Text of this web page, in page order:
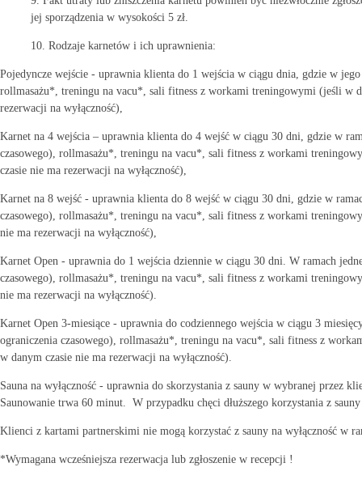
jej sporządzenia w wysokości 5 zł.
10. Rodzaje karnetów i ich uprawnienia:
Pojedyncze wejście - uprawnia klienta do 1 wejścia w ciągu dnia, gdzie w
rollmasażu*, treningu na vacu*, sali fitness z workami treningowymi (jeśli w
rezerwacji na wyłączność),
Karnet na 4 wejścia – uprawnia klienta do 4 wejść w ciągu 30 dni, gdzie w
czasowego), rollmasażu*, treningu na vacu*, sali fitness z workami
czasie nie ma rezerwacji na wyłączność),
Karnet na 8 wejść - uprawnia klienta do 8 wejść w ciągu 30 dni, gdzie w
czasowego), rollmasażu*, treningu na vacu*, sali fitness z workami
nie ma rezerwacji na wyłączność),
Karnet Open - uprawnia do 1 wejścia dziennie w ciągu 30 dni. W ramach
czasowego), rollmasażu*, treningu na vacu*, sali fitness z workami
nie ma rezerwacji na wyłączność).
Karnet Open 3-miesiące - uprawnia do codziennego wejścia w ciągu 3
ograniczenia czasowego), rollmasażu*, treningu na vacu*, sali fitness z
w danym czasie nie ma rezerwacji na wyłączność).
Sauna na wyłączność - uprawnia do skorzystania z sauny w wybranej przez
Saunowanie trwa 60 minut. W przypadku chęci dłuższego korzystania z
Klienci z kartami partnerskimi nie mogą korzystać z sauny na wyłączność
*Wymagana wcześniejsza rezerwacja lub zgłoszenie w recepcji !